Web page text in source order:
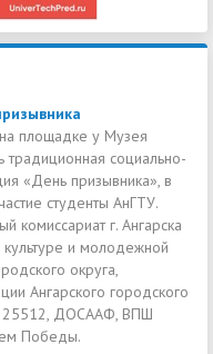
площадке у Музея
традиционная социально-
«День призывника», в
студенты АнГТУ.
комиссариат г. Ангарска
и молодежной
округа,
Ангарского городского
25512, ДОСААФ, ВПШ
Победы.